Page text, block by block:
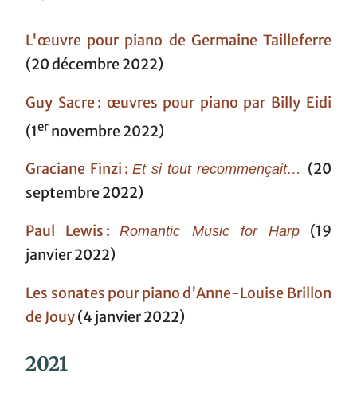
L'œuvre pour piano de Germaine Tailleferre
(20 décembre 2022)
Guy Sacre : œuvres pour piano par Billy Eidi
(1er novembre 2022)
Graciane Finzi : Et si tout recommençait… (20
septembre 2022)
Paul Lewis :Romantic Music for Harp (19
janvier 2022)
Les sonates pour piano d'Anne-Louise Brillon
de Jouy(4 janvier 2022)
2021